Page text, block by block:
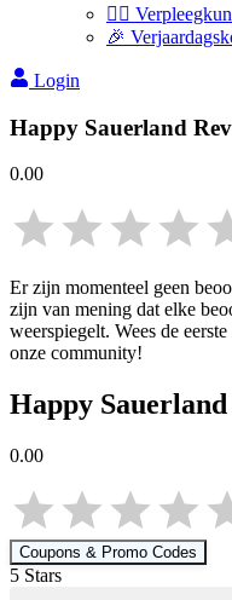
👩‍⚕️
🎉
Login
Happy Sauerland
0.00
Er zijn momenteel geen
zijn van mening dat elke
weerspiegelt. Wees de
onze community!
Happy Sauerland
0.00
Coupons & Promo Codes
5 Stars